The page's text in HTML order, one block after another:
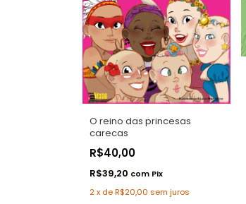
O reino das princesas
carecas
R$40,00
R$39,20 com Pix
2x deR$20,00 sem juros